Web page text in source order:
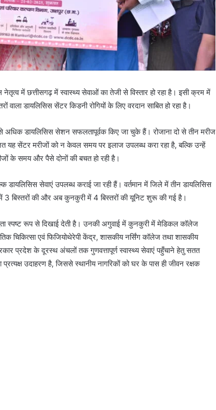
में छत्तीसगढ़ में स्वास्थ्य सेवाओं का तेजी से विस्तार हो रहा है। इसी क्रम में
डायलिसिस सेंटर किडनी रोगियों के लिए वरदान साबित हो रहा है।
डायलिसिस सेशन सफलतापूर्वक किए जा चुके हैं। रोजाना दो से तीन मरीज
यह सेंटर मरीजों को न केवल समय पर इलाज उपलब्ध करा रहा है, बल्कि उन्हें
के समय और पैसे दोनों की बचत हो रही है।
सेवाएं उपलब्ध कराई जा रही हैं। वर्तमान में जिले में तीन डायलिसिस
3 बिस्तरों की और अब कुनकुरी में 4 बिस्तरों की यूनिट शुरू की गई है।
स्पष्ट रूप से दिखाई देती है। उनकी अगुवाई में कुनकुरी में मेडिकल कॉलेज
चिकित्सा एवं फिजियोथेरेपी केंद्र, शासकीय नर्सिंग कॉलेज तथा शासकीय
प्रदेश के दूरस्थ अंचलों तक गुणवत्तापूर्ण स्वास्थ्य सेवाएं पहुँचाने हेतु सतत
उदाहरण है, जिससे स्थानीय नागरिकों को घर के पास ही जीवन रक्षक